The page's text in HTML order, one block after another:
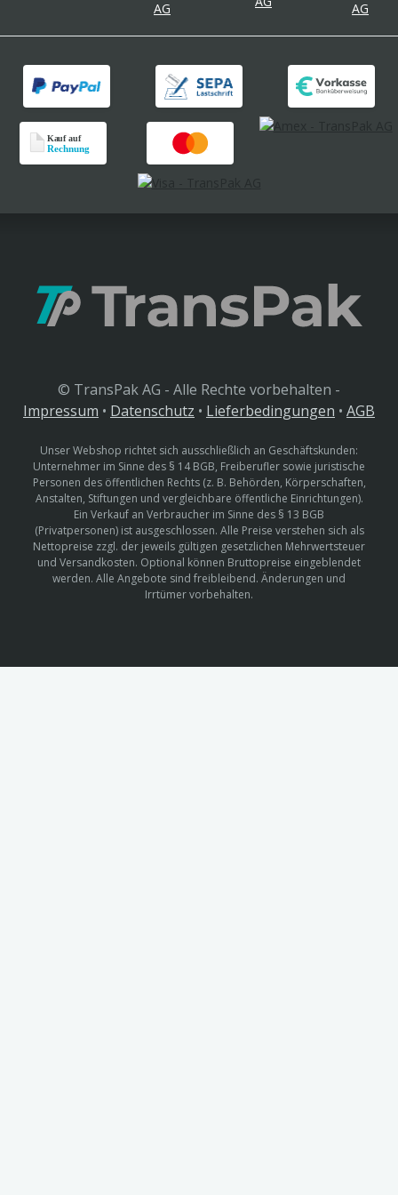
© TransPak AG - Alle Rechte vorbehalten -
Impressum • Datenschutz • Lieferbedingungen • AGB
Unser Webshop richtet sich ausschließlich an Geschäftskunden:
Unternehmer im Sinne des § 14 BGB, Freiberufler sowie juristische
Personen des öffentlichen Rechts (z. B. Behörden, Körperschaften,
Anstalten, Stiftungen und vergleichbare öffentliche Einrichtungen).
Ein Verkauf an Verbraucher im Sinne des § 13 BGB
(Privatpersonen) ist ausgeschlossen. Alle Preise verstehen sich als
Nettopreise zzgl. der jeweils gültigen gesetzlichen Mehrwertsteuer
und Versandkosten. Optional können Bruttopreise eingeblendet
werden. Alle Angebote sind freibleibend. Änderungen und
Irrtümer vorbehalten.